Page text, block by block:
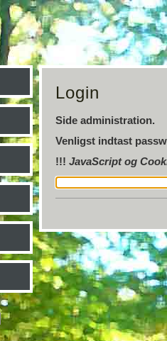
Login
Side administration.
Venligst indtast
!!! JavaScript og